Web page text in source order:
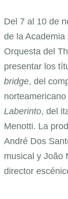
Del 7 al 10 de
de la Academia
Orquesta del
presentar los
bridge, del
Laberinto, del
Menotti. La
André Dos
musical y João
director